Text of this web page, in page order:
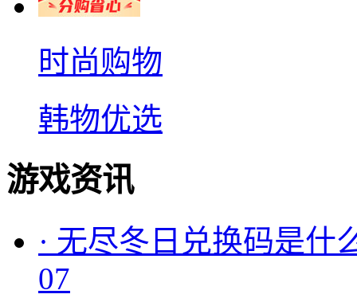
时尚购物
韩物优选
游戏资讯
· 无尽冬日兑换码是什
07